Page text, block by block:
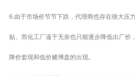
6.由于市场价节节下跌，代理商也存在很大压
贴。而化工厂逼于无奈也只能逐步降低出厂价
降价套现和低价赌博盘的出现。